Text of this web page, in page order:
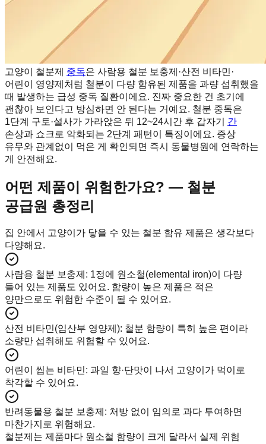
고양이 철분제 중독은 사람용 철분 보충제·산전 비타민·
어린이 영양제처럼 철분이 다량 함유된 제품을 과량 섭취했을
때 발생하는 급성 중독 질환이에요. 진짜 중요한 건 초기에
괜찮아 보인다고 방심하면 안 된다는 거예요. 철분 중독은
1단계 구토·설사가 가라앉은 뒤 12~24시간 후 갑자기 간
손상과 쇼크로 악화되는 2단계 패턴이 특징이에요. 증상
유무와 관계없이 먹은 게 확인되면 즉시 동물병원에 연락하는
게 안전해요.
어떤 제품이 위험한가요? — 철분
공급원 총정리
집 안에서 고양이가 닿을 수 있는 철분 함유 제품은 생각보다
다양해요.
사람용 철분 보충제 : 1정에 원소철(elemental iron)이 다량
들어 있는 제품도 있어요. 함량이 높은 제품은 적은
양만으로도 위험한 수준이 될 수 있어요.
산전 비타민(임산부 영양제): 철분 함량이 특히 높은 편이라
소량만 섭취해도 위험할 수 있어요.
어린이 씹는 비타민: 과일 향·단맛이 나서 고양이가 먹이로
착각할 수 있어요.
반려동물용 철분 보충제 : 처방 없이 임의로 과다 투여하면
마찬가지로 위험해요.
철분제는 제품마다 원소철 함량이 크게 달라서 실제 위험